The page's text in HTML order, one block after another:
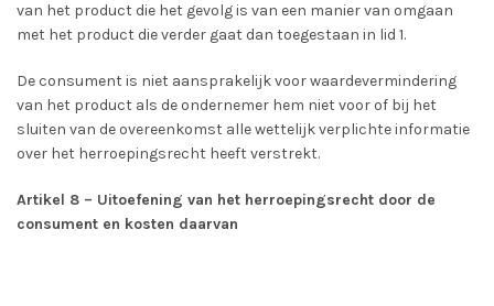
van het product die het gevolg is van een manier van omgaan
met het product die verder gaat dan toegestaan in lid 1.
De consument is niet aansprakelijk voor waardevermindering
van het product als de ondernemer hem niet voor of bij het
sluiten van de overeenkomst alle wettelijk verplichte informatie
over het herroepingsrecht heeft verstrekt.
Artikel 8 – Uitoefening van het herroepingsrecht door de
consument en kosten daarvan